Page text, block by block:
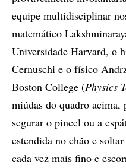
equipe multidisciplinar
matemático
Universidade Harvard, o
Cernuschi e o físico
Boston College (Physics
miúdas do quadro
segurar o pincel ou a
estendida no chão e
cada vez mais fino e